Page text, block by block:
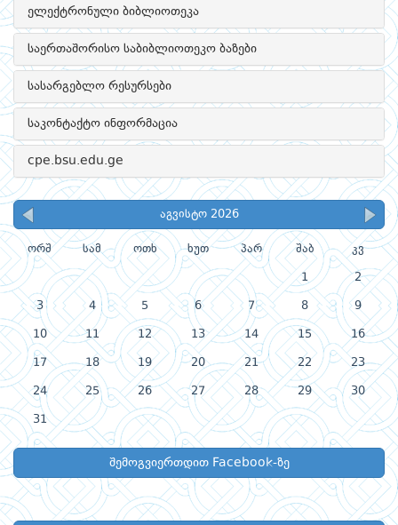
ელექტრონული ბიბლიოთეკა
საერთაშორისო საბიბლიოთეკო ბაზები
სასარგებლო რესურსები
საკონტაქტო ინფორმაცია
cpe.bsu.edu.ge
აგვისტო 2026
ორშ სამ ოთხ ხუთ პარ შაბ კვ
1 2
3 4 5 6 7 8 9
10 11 12 13 14 15 16
17 18 19 20 21 22 23
24 25 26 27 28 29 30
31
შემოგვიერთდით Facebook-ზე